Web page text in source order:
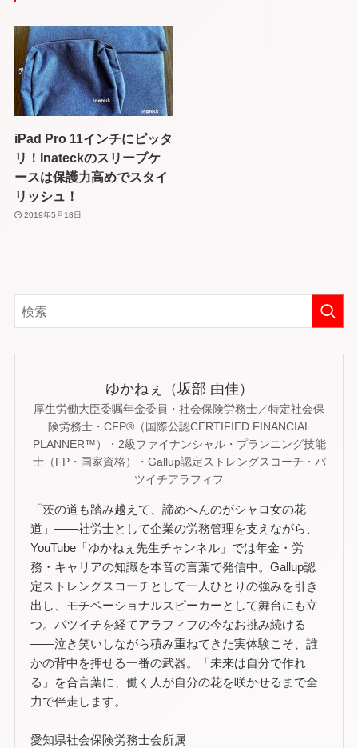
iPad Pro 11インチにピッタ
リ！Inateckのスリーブケ
ースは保護力高めでスタイ
リッシュ！
2019年5月18日
ゆかねぇ（坂部 由佳）
厚生労働大臣委嘱年金委員・社会保険労務士／特定社会保
険労務士・CFP®（国際公認CERTIFIED FINANCIAL
PLANNER™）・2級ファイナンシャル・プランニング技能
士（FP・国家資格）・Gallup認定ストレングスコーチ・バ
ツイチアラフィフ
「茨の道も踏み越えて、諦めへんのがシャロ女の花
道」——社労士として企業の労務管理を支えながら、
YouTube「ゆかねぇ先生チャンネル」では年金・労
務・キャリアの知識を本音の言葉で発信中。Gallup認
定ストレングスコーチとして一人ひとりの強みを引き
出し、モチベーショナルスピーカーとして舞台にも立
つ。バツイチを経てアラフィフの今なお挑み続ける
——泣き笑いしながら積み重ねてきた実体験こそ、誰
かの背中を押せる一番の武器。「未来は自分で作れ
る」を合言葉に、働く人が自分の花を咲かせるまで全
力で伴走します。
愛知県社会保険労務士会所属